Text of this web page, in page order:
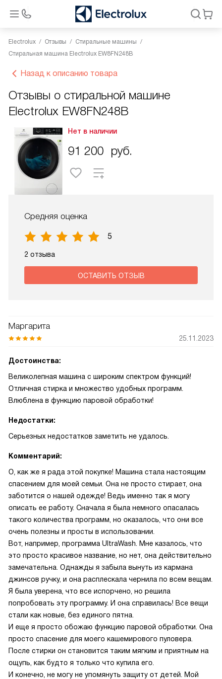
Electrolux Отзывы
Стиральные машины
Стиральная машина Electrolux EW8FN248B
Назад к описанию товара
Отзывы о стиральной машине
Electrolux EW8FN248B
Нет в наличии
91 200 руб.
Средняя оценка
5
2 отзыва
ОСТАВИТЬ ОТЗЫВ
Маргарита
25.11.2023
Достоинства:
Великолепная машина с широким спектром функций!
Отличная стирка и множество удобных программ.
Влюблена в функцию паровой обработки!
Недостатки:
Серьезных недостатков заметить не удалось.
Комментарий:
О, как же я рада этой покупке! Машина стала настоящим
спасением для моей семьи. Она не просто стирает, она
заботится о нашей одежде! Ведь именно так я могу
описать ее работу. Сначала я была немного опасалась
такого количества программ, но оказалось, что они все
очень полезны и просты в использовании.
Вот, например, программа UltraWash. Мне казалось, что
это просто красивое название, но нет, она действительно
замечательна. Однажды я забыла вынуть из кармана
джинсов ручку, и она расплескала чернила по всем вещам.
Я была уверена, что все испорчено, но решила
попробовать эту программу. И она справилась! Все вещи
стали как новые, без единого пятна.
И еще я просто обожаю функцию паровой обработки. Она
просто спасение для моего кашемирового пуловера.
После стирки он становится таким мягким и приятным на
ощупь, как будто я только что купила его.
И конечно, не могу не упомянуть защиту от детей. Мой